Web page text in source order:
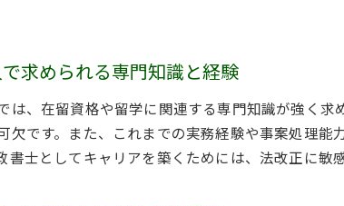
他の行政書士と
在留資格サポー
キャリアアッ
行政書士求人
求められる専門知識と経験
は、在留資格や留学に関連する専門知識が強く
欠です。また、これまでの実務経験や事案処理
書士としてキャリアを築くためには、法改正に敏